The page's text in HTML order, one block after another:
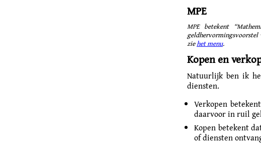
MPE
MPE betekent
geldhervormingsvoorstel
ziehet menu.
Kopen en
Natuurlijk ben ik
diensten.
Verkopen
daarvoor in ruil
Kopen betekent
of diensten